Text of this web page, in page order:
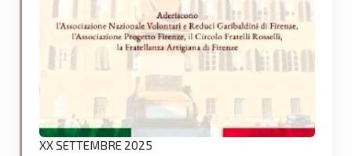
XX SETTEMBRE 2025